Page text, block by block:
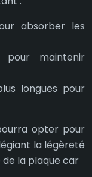
absorber les
maintenir
longues pour
opter pour
la légèreté
la plaque car